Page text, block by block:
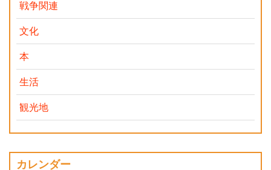
戦争関連
文化
本
生活
観光地
カレンダー